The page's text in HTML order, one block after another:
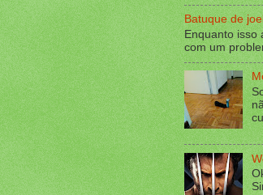
Batuque de
Enquanto isso
com um